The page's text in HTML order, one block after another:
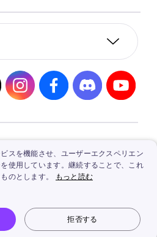
Reserved.プライバシ
返金保証/特定商取引法に
づく表記
画像から動画生成 ログイン
スを機能させ、ユーザーエクスペリエン
使用しています。継続することで、これ
のとします。
もっと読む
拒否する